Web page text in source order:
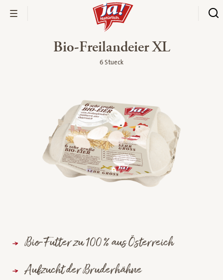
Bio-Freilandeier XL
6 Stueck
Bio-Futter zu 100 % aus Österreich
Aufzucht der Bruderhähne